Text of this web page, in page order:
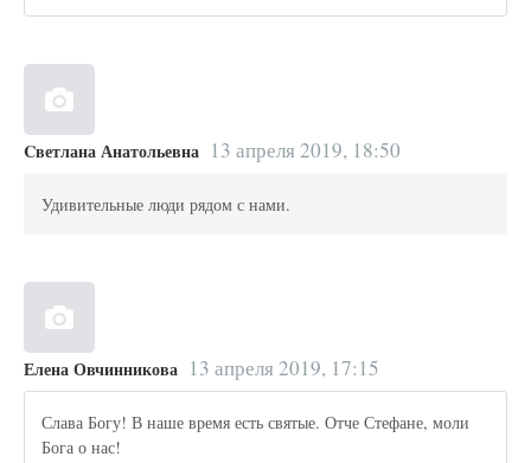
Cветлана Анатольевна 13 апреля 2019, 18:50
Удивительные люди рядом с нами.
Елена Овчинникова 13 апреля 2019, 17:15
Слава Богу! В наше время есть святые. Отче Стефане, моли
Бога о нас!